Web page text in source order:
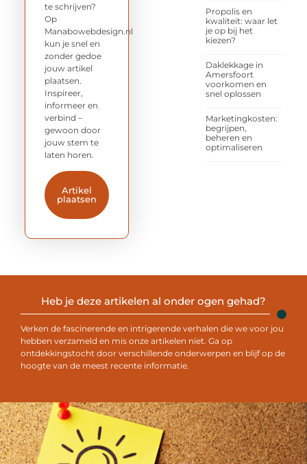
Propolis en
kwaliteit: waar let
je op bij het
kiezen?
Daklekkage in
Amersfoort
voorkomen en
snel oplossen
Marketingkosten:
begrijpen,
beheren en
optimaliseren
te schrijven?
Op
Manabowebdesign.nl
kun je snel en
zonder gedoe
jouw artikel
plaatsen.
Inspireer,
informeer en
verbind –
gewoon door
jouw stem te
laten horen.
Artikel
plaatsen
Heb je deze artikelen al onder ogen gehad?
Verken de fascinerende en intrigerende verhalen die we voor jou
hebben verzameld en mis onze artikelen niet. Ga op
ontdekkingstocht door verschillende onderwerpen en blijf op de
hoogte van de meest recente informatie.